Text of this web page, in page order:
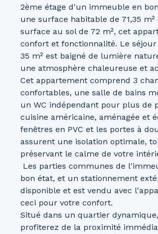
2ème étage d'un immeuble en
une surface habitable de 71,35 m²
surface au sol de 72 m², cet
confort et fonctionnalité. Le séjour
35 m² est baigné de lumière
une atmosphère chaleureuse et
Cet appartement comprend 3
confortables, une salle de bains
un WC indépendant pour plus de
cuisine américaine, aménagée et
fenêtres en PVC et les portes à
assurent une isolation optimale,
préservant le calme de votre
Les parties communes de
bon état, et un stationnement
disponible et est vendu avec
ceci pour votre confort.
Situé dans un quartier
profiterez de la proximité